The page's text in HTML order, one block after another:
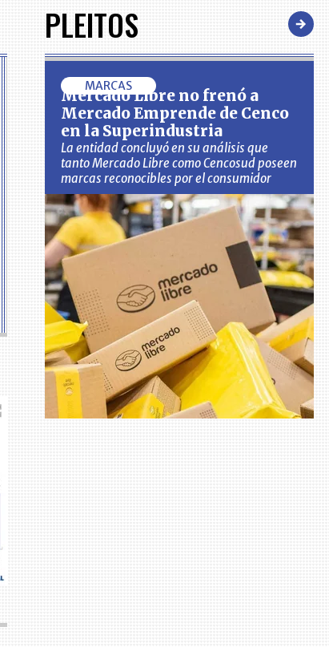
PLEITOS
MARCAS
Mercado Libre no frenó a
Mercado Emprende de Cenco
en la Superindustria
La entidad concluyó en su análisis que
tanto Mercado Libre como Cencosud poseen
marcas reconocibles por el consumidor